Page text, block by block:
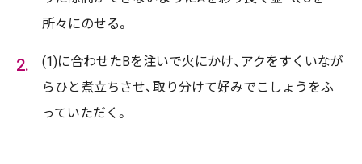
所々にのせる。
(1)に合わせたBを注いで火にかけ、アクをすくいなが
らひと煮立ちさせ、取り分けて好みでこしょうをふ
っていただく。